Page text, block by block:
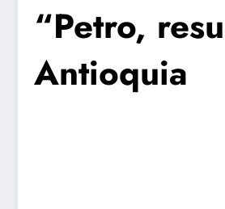
“Petro,
Antioquia